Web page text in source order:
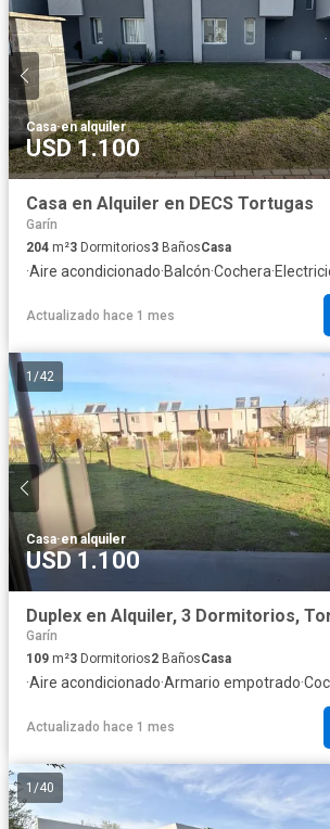
Casa·en alquiler
USD 1.100
Casa en Alquiler en DECS Tortugas
Garín
204 m²3 Dormitorios3 BañosCasa
·Aire acondicionado·Balcón·Cochera·
Actualizado hace 1 mes
1 /42
Casa·en alquiler
USD 1.100
Garín
109 m²3 Dormitorios2 BañosCasa
·Aire acondicionado·Armario empotrado·
Actualizado hace 1 mes
1 /40